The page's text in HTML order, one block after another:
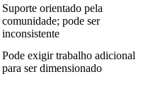
Suporte orientado pela
comunidade; pode ser
inconsistente
Pode exigir trabalho adicional
para ser dimensionado